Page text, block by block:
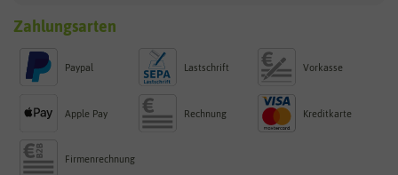
Zahlungsarten
Paypal Lastschrift Vorkasse
Apple Pay Rechnung Kreditkarte
Firmenrechnung